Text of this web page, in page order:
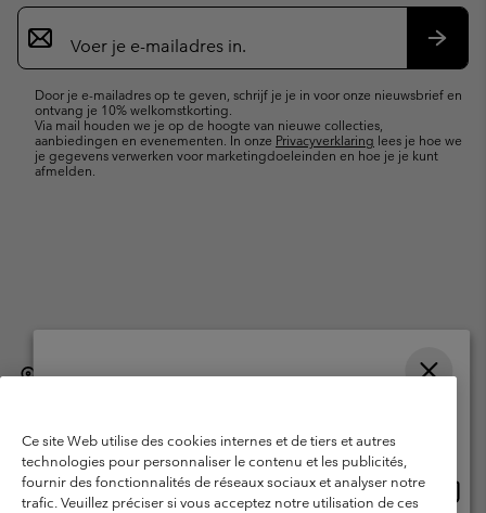
Aanmelden
voor
e-
Door je e-mailadres op te geven, schrijf je je in voor onze nieuwsbrief en
ontvang je 10% welkomstkorting.
Via mail houden we je op de hoogte van nieuwe collecties,
aanbiedingen en evenementen. In onze Privacyverklaring lees je hoe we
je gegevens verwerken voor marketingdoeleinden en hoe je je kunt
afmelden.
België (Nederlands) | English ›| français ›
Gebruiksvoorwaarden
Verkoopvoorwaarden
Garantie
Privacybeleid
Gebruiksvoorwaarden voor lidmaatschap
Ce site Web utilise des cookies internes et de tiers et autres
technologies pour personnaliser le contenu et les publicités,
fournir des fonctionnalités de réseaux sociaux et analyser notre
trafic. Veuillez préciser si vous acceptez notre utilisation de ces
Online shoppen beschikbaar
United States